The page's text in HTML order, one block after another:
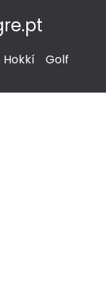
Hokkí Golf